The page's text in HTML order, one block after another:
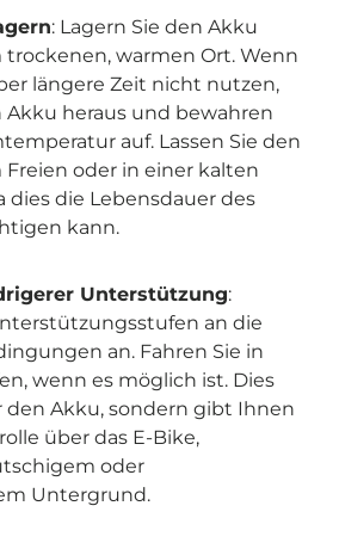
: Lagern Sie den Akku
warmen Ort. Wenn
längere Zeit nicht nutzen,
Akku heraus und bewahren
auf. Lassen Sie den
oder in einer kalten
dies die Lebensdauer des
kann.
Unterstützung:
an die
an. Fahren Sie in
wenn es möglich ist. Dies
Akku, sondern gibt Ihnen
über das E-Bike,
oder
Untergrund.